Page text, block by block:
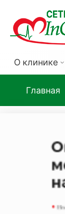
О клинике
Главная